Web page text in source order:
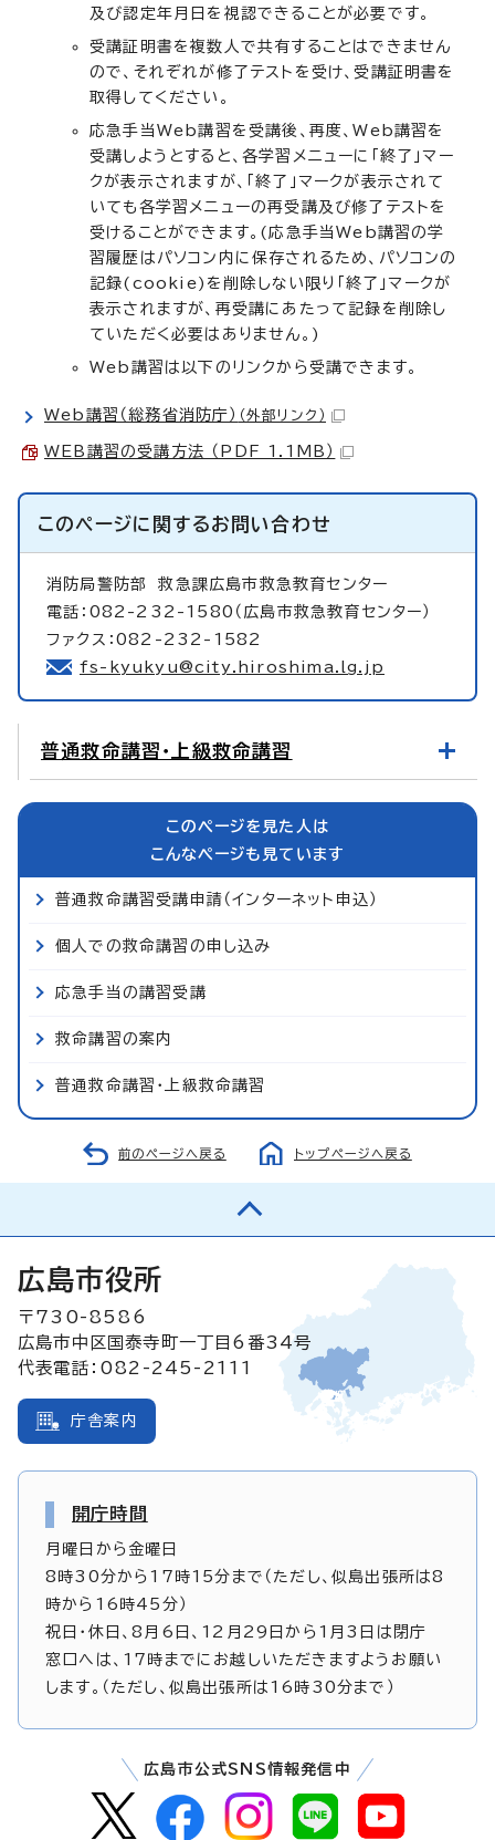
及び認定年月日を視認できることが必要です。
受講証明書を複数人で共有することはできません
ので、それぞれが修了テストを受け、受講証明書を
取得してください。
応急手当Web講習を受講後、再度、Web講習を
受講しようとすると、各学習メニューに「終了」マー
クが表示されますが、「終了」マークが表示されて
いても各学習メニューの再受講及び修了テストを
受けることができます。(応急手当Web講習の学
習履歴はパソコン内に保存されるため、パソコンの
記録(cookie)を削除しない限り「終了」マークが
表示されますが、再受講にあたって記録を削除し
ていただく必要はありません。)
Web講習は以下のリンクから受講できます。
Web講習（総務省消防庁） （外部リンク）
WEB講習の受講方法 （PDF 1.1MB）
このページに関するお問い合わせ
消防局警防部救急課広島市救急教育センター
電話：082-232-1580（広島市救急教育センター）
ファクス：082-232-1582
fs-kyukyu@city.hiroshima.lg.jp
普通救命講習・上級救命講習
このページを見た人は
こんなページも見ています
普通救命講習受講申請（インターネット申込）
個人での救命講習の申し込み
応急手当の講習受講
救命講習の案内
普通救命講習・上級救命講習
前のページへ戻る トップページへ戻る
広島市役所
〒730-8586
広島市中区国泰寺町一丁目6番34号
代表電話：082-245-2111
庁舎案内
開庁時間
月曜日から金曜日
8時30分から17時15分まで（ただし、似島出張所は8
時から16時45分）
祝日・休日、8月6日、12月29日から1月3日は閉庁
窓口へは、17時までにお越しいただきますようお願い
します。（ただし、似島出張所は16時30分まで）
広島市公式SNS情報発信中